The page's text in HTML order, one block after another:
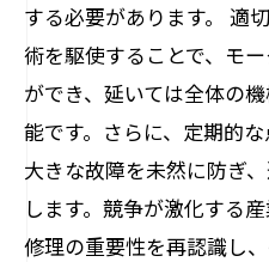
する必要があります。 適
術を駆使することで、モ
ができ、延いては全体の
能です。さらに、定期的な
大きな故障を未然に防ぎ
します。競争が激化する
修理の重要性を再認識し